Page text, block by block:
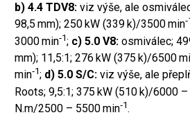
b) 4.4 TDV8: viz výše, ale
98,5 mm); 250 kW (339 k)/3500 min
3000 min‑1; c) 5.0 V8: osmiválec;
mm); 11,5:1; 276 kW (375 k)/6500
min‑1; d) 5.0 S/C: viz výše, ale
Roots; 9,5:1; 375 kW (510 k)/6000
N.m/2500 – 5500 min‑1.